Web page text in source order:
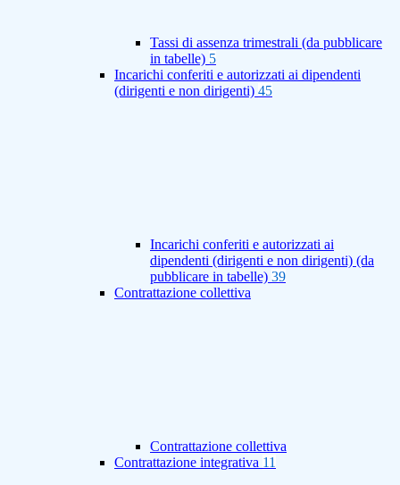
Tassi di assenza trimestrali (da pubblicare
in tabelle) 5
Incarichi conferiti e autorizzati ai dipendenti
(dirigenti e non dirigenti) 45
Incarichi conferiti e autorizzati ai
dipendenti (dirigenti e non dirigenti) (da
pubblicare in tabelle) 39
Contrattazione collettiva
Contrattazione collettiva
Contrattazione integrativa 11